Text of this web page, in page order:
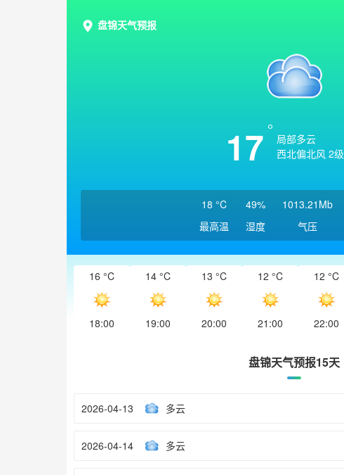
盘锦天气预报
17
局部多云
西北偏北风 2级
18 °C
最高温
49%
湿度
1013.21Mb
气压
16 °C
18:00
14 °C
19:00
13 °C
20:00
12 °C
21:00
12 °C
22:00
盘锦天气预报15天
2026-04-13 多云
2026-04-14 多云